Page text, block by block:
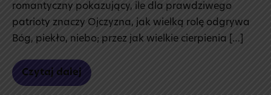
romantyczny pokazujący, ile dla prawdziwego
patrioty znaczy Ojczyzna, jak wielką rolę odgrywa
Bóg, piekło, niebo; przez jak wielkie cierpienia […]
Czytaj dalej
Aleksandra
Stolarczyk